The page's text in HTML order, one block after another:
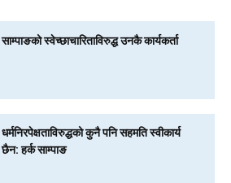
साम्पाङको स्वेच्छाचारिताविरुद्ध उनकै कार्यकर्ता
धर्मनिरपेक्षताविरुद्धको कुनै पनि सहमति स्वीकार्य
छैन: हर्क साम्पाङ